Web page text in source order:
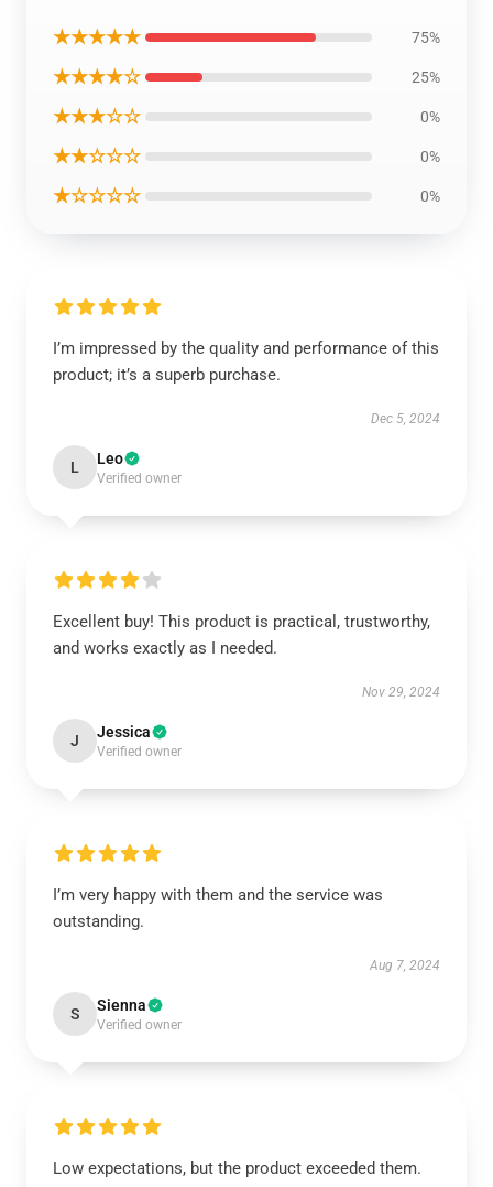
★★★★★ 75%
★★★★☆ 25%
★★★☆☆ 0%
★★☆☆☆ 0%
★☆☆☆☆ 0%
I’m impressed by the quality and performance of this
product; it’s a superb purchase.
Dec 5, 2024
L Leo
Verified owner
Excellent buy! This product is practical, trustworthy,
and works exactly as I needed.
Nov 29, 2024
J Jessica
Verified owner
I’m very happy with them and the service was
outstanding.
Aug 7, 2024
S Sienna
Verified owner
Low expectations, but the product exceeded them.